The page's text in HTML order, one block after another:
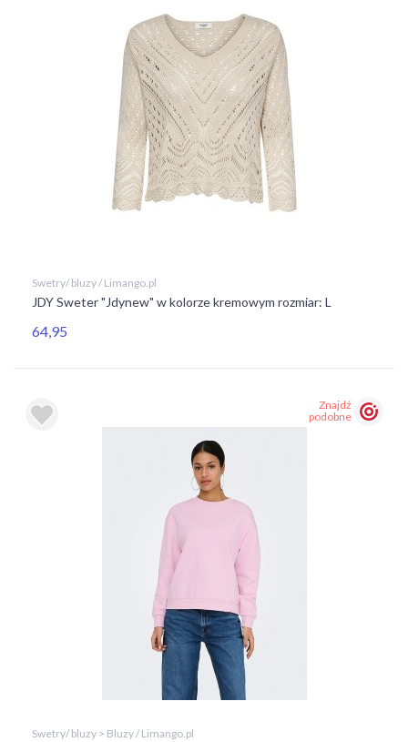
Swetry/ bluzy / Limango.pl
JDY Sweter "Jdynew" w kolorze kremowym rozmiar: L
64,95
Znajdź
podobne
Swetry/ bluzy > Bluzy / Limango.pl